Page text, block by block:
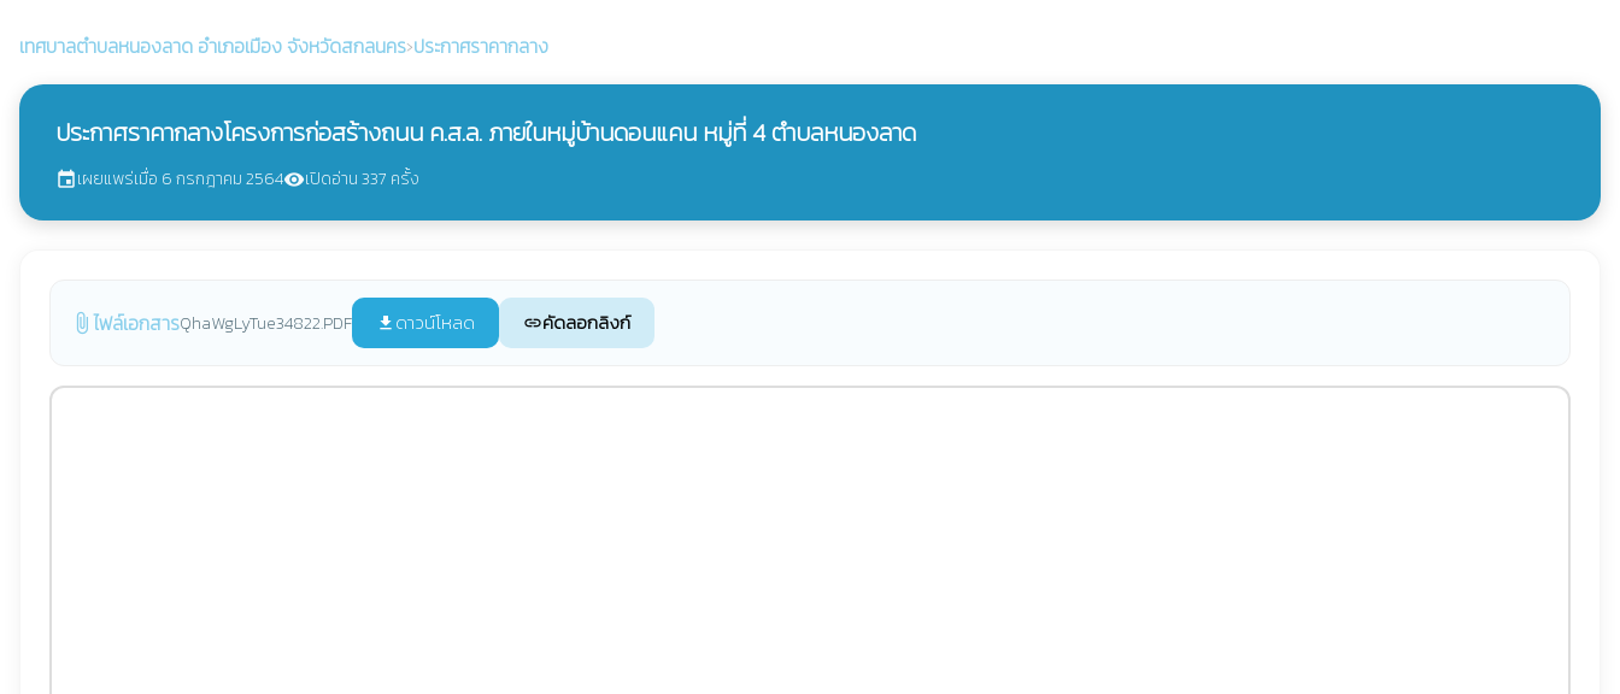
เทศบาลตำบลหนองลาด อำเภอเมือง จังหวัดสกลนคร›ประกาศราคากลาง
ประกาศราคากลางโครงการก่อสร้างถนน ค.ส.ล. ภายในหมู่บ้านดอนแคน หมู่ที่ 4 ตำบลหนองลาด
eventเผยแพร่เมื่อ 6 กรกฎาคม 2564visibilityเปิดอ่าน 337 ครั้ง
attach_fileไฟล์เอกสารQhaWgLyTue34822.PDF file_download ดาวน์โหลด linkคัดลอกลิงก์